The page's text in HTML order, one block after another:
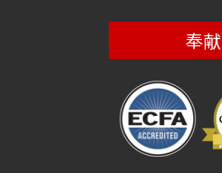
奉献